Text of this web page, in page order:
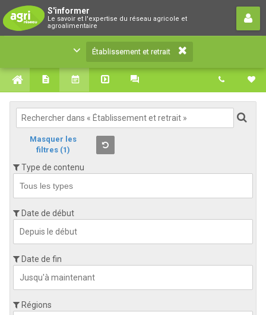
S'informer
Le savoir et l'expertise du réseau agricole et
agroalimentaire
Établissement et retrait
Le savoir et l'expertise du réseau agricole et
agroalimentaire
Établissement et retrait
Masquer les
filtres (1)
Type de contenu
Date de début
Date de fin
Régions